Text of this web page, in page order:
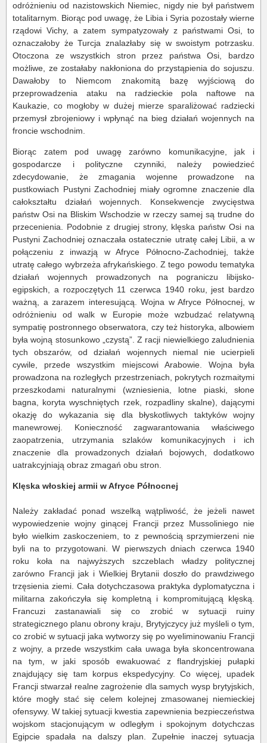
odróżnieniu od nazistowskich Niemiec, nigdy nie był państwem
totalitarnym. Biorąc pod uwagę, że Libia i Syria pozostały wierne
rządowi Vichy, a zatem sympatyzowały z państwami Osi, to
oznaczałoby że Turcja znalazłaby się w swoistym potrzasku.
Otoczona ze wszystkich stron przez państwa Osi, bardzo
możliwe, ze zostałaby nakłoniona do przystąpienia do sojuszu.
Dawałoby to Niemcom znakomitą bazę wyjściową do
przeprowadzenia ataku na radzieckie pola naftowe na
Kaukazie, co mogłoby w dużej mierze sparaliżować radziecki
przemysł zbrojeniowy i wpłynąć na bieg działań wojennych na
froncie wschodnim.
Biorąc zatem pod uwagę zarówno komunikacyjne, jak i
gospodarcze i polityczne czynniki, należy powiedzieć
zdecydowanie, że zmagania wojenne prowadzone na
pustkowiach Pustyni Zachodniej miały ogromne znaczenie dla
całokształtu działań wojennych. Konsekwencje zwycięstwa
państw Osi na Bliskim Wschodzie w rzeczy samej są trudne do
przecenienia. Podobnie z drugiej strony, klęska państw Osi na
Pustyni Zachodniej oznaczała ostatecznie utratę całej Libii, a w
połączeniu z inwazją w Afryce Północno-Zachodniej, także
utratę całego wybrzeża afrykańskiego. Z tego powodu tematyka
działań wojennych prowadzonych na pograniczu libijsko-
egipskich, a rozpoczętych 11 czerwca 1940 roku, jest bardzo
ważną, a zarazem interesującą. Wojna w Afryce Północnej, w
odróżnieniu od walk w Europie może wzbudzać relatywną
sympatię postronnego obserwatora, czy też historyka, albowiem
była wojną stosunkowo „czystą”. Z racji niewielkiego zaludnienia
tych obszarów, od działań wojennych niemal nie ucierpieli
cywile, przede wszystkim miejscowi Arabowie. Wojna była
prowadzona na rozległych przestrzeniach, pokrytych rozmaitymi
przeszkodami naturalnymi (wzniesienia, lotne piaski, słone
bagna, koryta wyschniętych rzek, rozpadliny skalne), dającymi
okazję do wykazania się dla błyskotliwych taktyków wojny
manewrowej. Konieczność zagwarantowania właściwego
zaopatrzenia, utrzymania szlaków komunikacyjnych i ich
znaczenie dla prowadzonych działań bojowych, dodatkowo
uatrakcyjniają obraz zmagań obu stron.
Klęska włoskiej armii w Afryce Północnej
Należy zakładać ponad wszelką wątpliwość, że jeżeli nawet
wypowiedzenie wojny ginącej Francji przez Mussoliniego nie
było wielkim zaskoczeniem, to z pewnością sprzymierzeni nie
byli na to przygotowani. W pierwszych dniach czerwca 1940
roku koła na najwyższych szczeblach władzy politycznej
zarówno Francji jak i Wielkiej Brytanii doszło do prawdziwego
trzęsienia ziemi. Cała dotychczasowa praktyka dyplomatyczna i
militarna zakończyła się kompletną i kompromitującą klęską.
Francuzi zastanawiali się co zrobić w sytuacji ruiny
strategicznego planu obrony kraju, Brytyjczycy już myśleli o tym,
co zrobić w sytuacji jaka wytworzy się po wyeliminowaniu Francji
z wojny, a przede wszystkim cała uwaga była skoncentrowana
na tym, w jaki sposób ewakuować z flandryjskiej pułapki
znajdujący się tam korpus ekspedycyjny. Co więcej, upadek
Francji stwarzał realne zagrożenie dla samych wysp brytyjskich,
które mogły stać się celem kolejnej zmasowanej niemieckiej
ofensywy. W takiej sytuacji kwestia zapewnienia bezpieczeństwa
wojskom stacjonującym w odległym i spokojnym dotychczas
Egipcie spadała na dalszy plan. Zupełnie inaczej sytuacja